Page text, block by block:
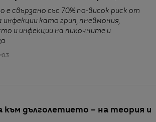
свързано със 70% по-висок риск от
като грип, пневмония,
и инфекции на пикочните и
дълголетието – на теория и